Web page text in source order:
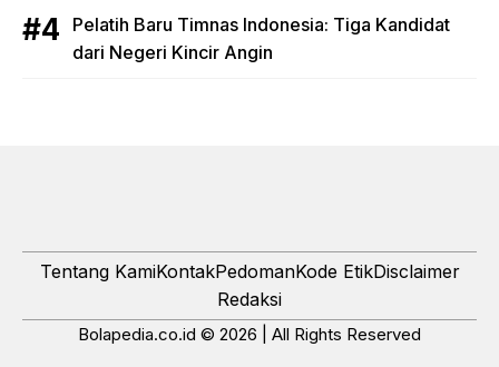
Pelatih Baru Timnas Indonesia: Tiga Kandidat
dari Negeri Kincir Angin
Tentang KamiKontakPedomanKode EtikDisclaimer
Redaksi
Bolapedia.co.id © 2026 | All Rights Reserved